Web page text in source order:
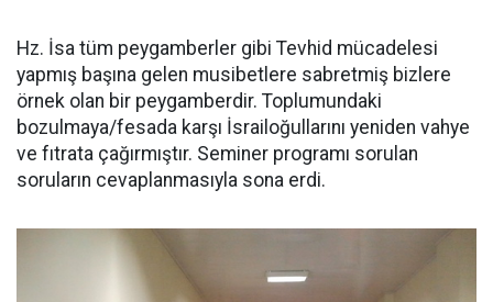
Hz. İsa tüm peygamberler gibi Tevhid mücadelesi
yapmış başına gelen musibetlere sabretmiş bizlere
örnek olan bir peygamberdir. Toplumundaki
bozulmaya/fesada karşı İsrailoğullarını yeniden vahye
ve fıtrata çağırmıştır. Seminer programı sorulan
soruların cevaplanmasıyla sona erdi.